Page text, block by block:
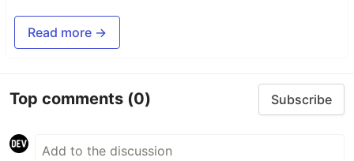
Read more →
Top comments (0) Subscribe